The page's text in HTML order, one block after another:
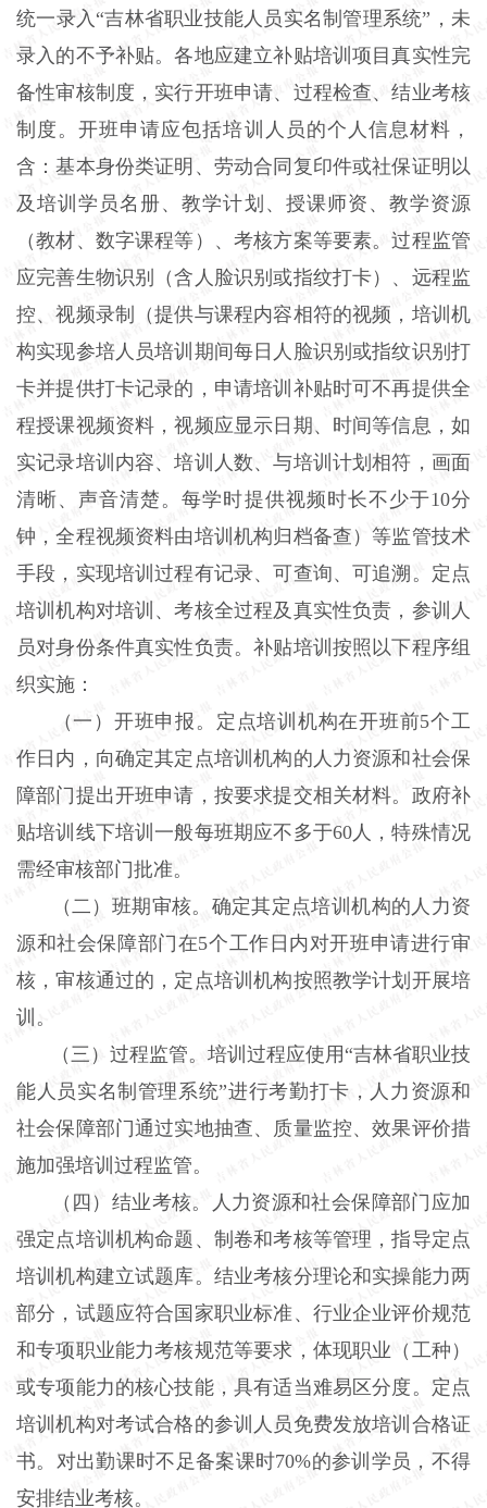
统一录入“吉林省职业技能人员实名制管理系统”，未
录入的不予补贴。各地应建立补贴培训项目真实性完
备性审核制度，实行开班申请、过程检查、结业考核
制度。开班申请应包括培训人员的个人信息材料，
含：基本身份类证明、劳动合同复印件或社保证明以
及培训学员名册、教学计划、授课师资、教学资源
（教材、数字课程等）、考核方案等要素。过程监管
应完善生物识别（含人脸识别或指纹打卡）、远程监
控、视频录制（提供与课程内容相符的视频，培训机
构实现参培人员培训期间每日人脸识别或指纹识别打
卡并提供打卡记录的，申请培训补贴时可不再提供全
程授课视频资料，视频应显示日期、时间等信息，如
实记录培训内容、培训人数、与培训计划相符，画面
清晰、声音清楚。每学时提供视频时长不少于10分
钟，全程视频资料由培训机构归档备查）等监管技术
手段，实现培训过程有记录、可查询、可追溯。定点
培训机构对培训、考核全过程及真实性负责，参训人
员对身份条件真实性负责。补贴培训按照以下程序组
织实施：
（一）开班申报。定点培训机构在开班前5个工
作日内，向确定其定点培训机构的人力资源和社会保
障部门提出开班申请，按要求提交相关材料。政府补
贴培训线下培训一般每班期应不多于60人，特殊情况
需经审核部门批准。
（二）班期审核。确定其定点培训机构的人力资
源和社会保障部门在5个工作日内对开班申请进行审
核，审核通过的，定点培训机构按照教学计划开展培
训。
（三）过程监管。培训过程应使用“吉林省职业技
能人员实名制管理系统”进行考勤打卡，人力资源和
社会保障部门通过实地抽查、质量监控、效果评价措
施加强培训过程监管。
（四）结业考核。人力资源和社会保障部门应加
强定点培训机构命题、制卷和考核等管理，指导定点
培训机构建立试题库。结业考核分理论和实操能力两
部分，试题应符合国家职业标准、行业企业评价规范
和专项职业能力考核规范等要求，体现职业（工种）
或专项能力的核心技能，具有适当难易区分度。定点
培训机构对考试合格的参训人员免费发放培训合格证
书。对出勤课时不足备案课时70%的参训学员，不得
安排结业考核。